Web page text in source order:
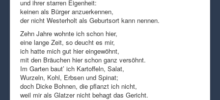
und ihrer starren Eigenheit:
keinen als Bürger anzuerkennen,
der nicht Westerholt als Geburtsort kann nennen.
Zehn Jahre wohnte ich schon hier,
eine lange Zeit, so deucht es mir,
ich hatte mich gut hier eingewöhnt,
mit den Bräuchen hier schon ganz versöhnt.
Im Garten baut’ ich Kartoffeln, Salat,
Wurzeln, Kohl, Erbsen und Spinat;
doch Dicke Bohnen, die pflanzt ich nicht,
weil mir als Glatzer nicht behagt das Gericht.